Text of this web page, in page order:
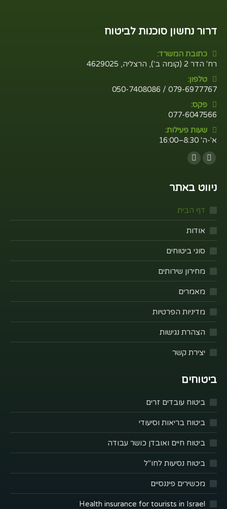
דרור נחשון סוכנות לביטוח
כתובת המשרד:
רח' הדר 2 (קומה ב'), הרצליה, 4629025
טלפון:
079-6977767 / 050-7408086
פקס:
077-6047566
שעות פעילות:
א'-ה' 8:30–16:00
Find us on:
Facebook
Whatsapp
ניווט באתר
דף הבית
אודות
סוגי ביטוחים
מחירון שירותים
מאמרים
מדיניות הפרטיות
הצהרת נגישות
יצירת קשר
ביטוחים
ביטוח עובדים זרים
ביטוח בריאות וסיעודי
ביטוח חיים ואובדן כושר עבודה
ביטוח נסיעות לחו"ל
מכשירים פיננסיים
Health insurance for tourists in Israel